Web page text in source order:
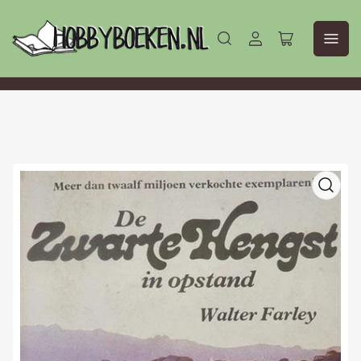
Aanmelden
Mini-
winkelwagen
openen